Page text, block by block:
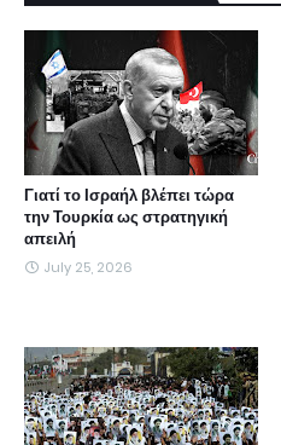
Γιατί το Ισραήλ βλέπει τώρα
την Τουρκία ως στρατηγική
απειλή
July 25, 2026